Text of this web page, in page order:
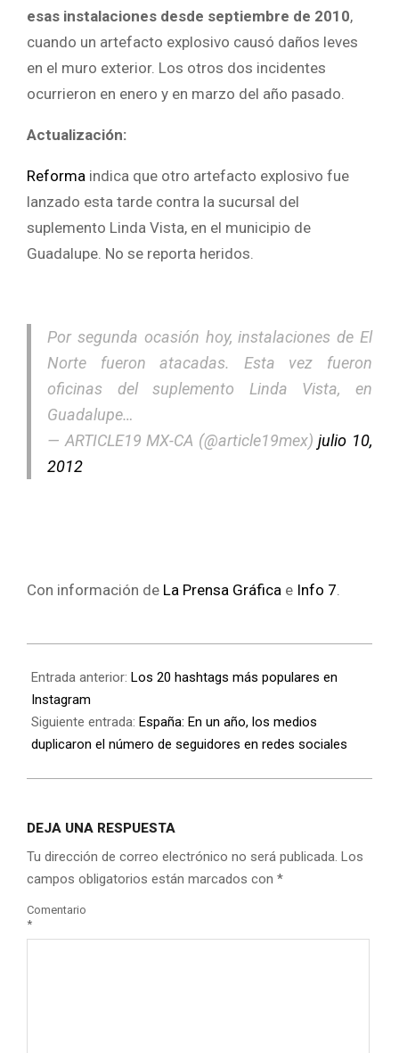
esas instalaciones desde septiembre de 2010,
cuando un artefacto explosivo causó daños leves
en el muro exterior. Los otros dos incidentes
ocurrieron en enero y en marzo del año pasado.
Actualización:
Reforma indica que otro artefacto explosivo fue
lanzado esta tarde contra la sucursal del
suplemento Linda Vista, en el municipio de
Guadalupe. No se reporta heridos.
Por segunda ocasión hoy, instalaciones de El
Norte fueron atacadas. Esta vez fueron
oficinas del suplemento Linda Vista, en
Guadalupe…
— ARTICLE19 MX-CA (@article19mex)julio 10,
2012
Con información de La Prensa Gráfica e Info 7.
Entrada anterior: Los 20 hashtags más populares en
Instagram
Siguiente entrada: España: En un año, los medios
duplicaron el número de seguidores en redes sociales
DEJA UNA RESPUESTA
Tu dirección de correo electrónico no será publicada. Los
campos obligatorios están marcados con *
Comentario
*